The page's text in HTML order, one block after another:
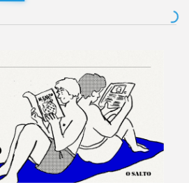
Salto a navegación